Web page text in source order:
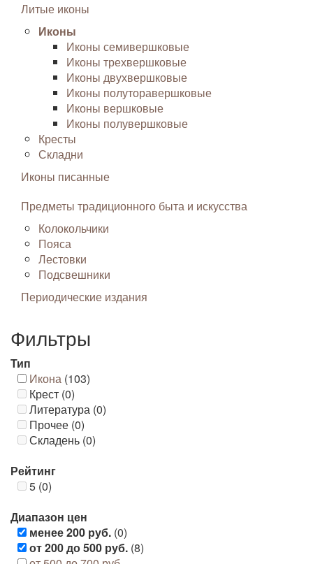
Литые иконы
Иконы
Иконы семивершковые
Иконы трехвершковые
Иконы двухвершковые
Иконы полуторавершковые
Иконы вершковые
Иконы полувершковые
Кресты
Складни
Иконы писанные
Предметы традиционного быта и искусства
Колокольчики
Пояса
Лестовки
Подсвешники
Периодические издания
Фильтры
Тип
Икона (103)
Крест (0)
Литература (0)
Прочее (0)
Складень (0)
Рейтинг
5 (0)
Диапазон цен
менее 200 руб. (0)
от 200 до 500 руб. (8)